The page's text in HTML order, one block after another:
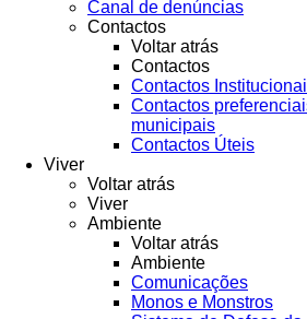
Canal de denúncias
Contactos
Voltar atrás
Contactos
Contactos
Contactos
municipais
Contactos Úteis
Viver
Voltar atrás
Viver
Ambiente
Voltar atrás
Ambiente
Comunicações
Monos e Monstros